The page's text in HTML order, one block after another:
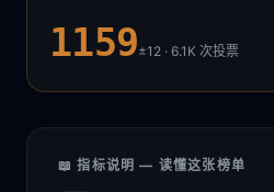
1159±12 · 6.1K次投票
📖 指标说明 — 读懂这张榜单